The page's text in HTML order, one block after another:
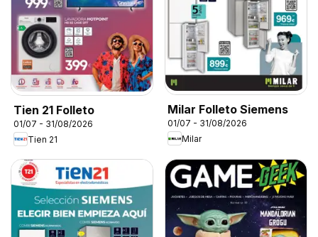
Tien 21 Folleto
01/07 - 31/08/2026
Tien 21
Milar Folleto Siemens
01/07 - 31/08/2026
Milar